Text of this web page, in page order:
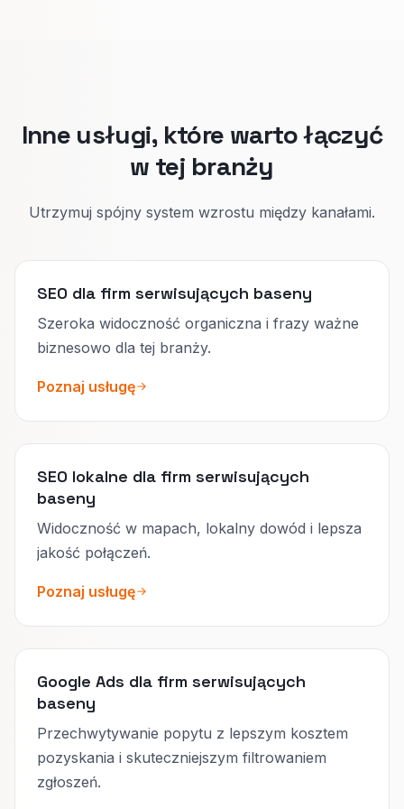
Inne usługi, które warto łączyć
w tej branży
Utrzymuj spójny system wzrostu między kanałami.
SEO dla firm serwisujących baseny
Szeroka widoczność organiczna i frazy ważne
biznesowo dla tej branży.
Poznaj usługę
SEO lokalne dla firm serwisujących
baseny
Widoczność w mapach, lokalny dowód i lepsza
jakość połączeń.
Poznaj usługę
Google Ads dla firm serwisujących
baseny
Przechwytywanie popytu z lepszym kosztem
pozyskania i skuteczniejszym filtrowaniem
zgłoszeń.